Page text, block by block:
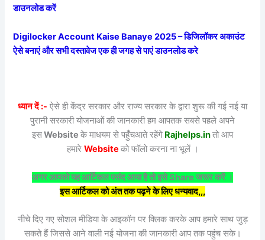
डाउनलोड करें
Digilocker Account Kaise Banaye 2025 – डिजिलॉकर अकाउंट
ऐसे बनाएं और सभी दस्तावेज एक ही जगह से पाएं डाउनलोड करे
ध्यान दें :- ऐसे ही केंद्र सरकार और राज्य सरकार के द्वारा शुरू की गई नई या
पुरानी सरकारी योजनाओं की जानकारी हम आपतक सबसे पहले अपने
इसWebsite के माधयम से पहुँचआते रहेंगे Rajhelps.inतो आप
हमारे Website को फॉलो करना ना भूलें ।
अगर आपको यह आर्टिकल पसंद आया है तो इसे Share जरूर करें ।
इस आर्टिकल को अंत तक पढ़ने के लिए धन्यवाद,,,
नीचे दिए गए सोशल मीडिया के आइकॉन पर क्लिक करके आप हमारे साथ जुड़
सकते हैं जिससे आने वाली नई योजना की जानकारी आप तक पहुंच सके।